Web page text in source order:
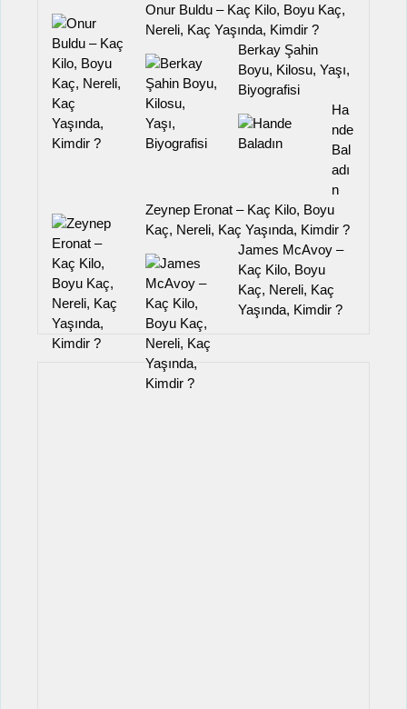
Onur Buldu – Kaç Kilo, Boyu Kaç,
Nereli, Kaç Yaşında, Kimdir ?
Berkay Şahin
Boyu, Kilosu, Yaşı,
Biyografisi
Ha
nde
Bal
adı
n
Zeynep Eronat – Kaç Kilo, Boyu
Kaç, Nereli, Kaç Yaşında, Kimdir ?
James McAvoy –
Kaç Kilo, Boyu
Kaç, Nereli, Kaç
Yaşında, Kimdir ?